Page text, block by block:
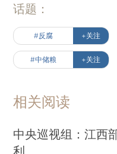
话题：
#反腐 +关注
#中储粮 +关注
相关阅读
中央巡视组：江西
利